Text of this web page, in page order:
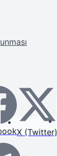
X (Twitter)